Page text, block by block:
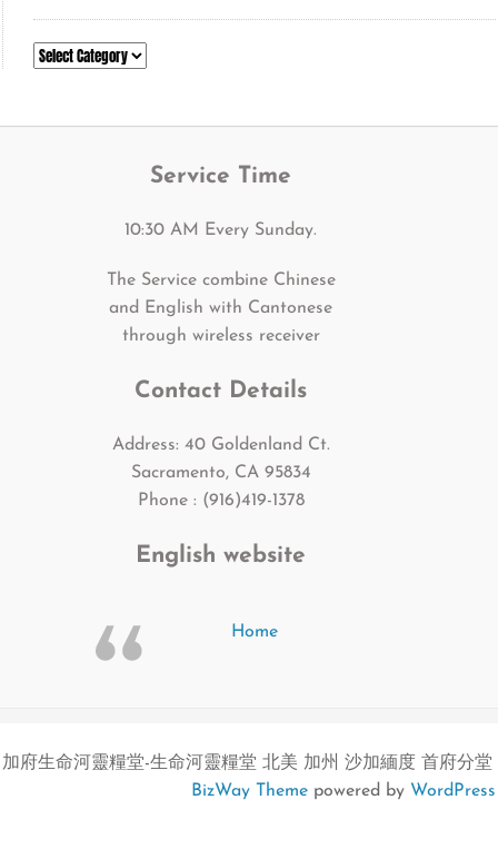
Categories
Service Time
10:30 AM Every Sunday.
The Service combine Chinese
and English with Cantonese
through wireless receiver
Contact Details
Address: 40 Goldenland Ct.
Sacramento, CA 95834
Phone : (916)419-1378
English website
Home
加府生命河靈糧堂-生命河靈糧堂 北美 加州 沙加緬度 首府分堂
BizWay Themepowered by WordPress